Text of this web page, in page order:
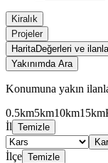
Kiralık
Projeler
HaritaDeğerleri ve
Yakınımda Ara
Konumuna yakın
0.5km5km10km15km
İl Temizle
İlçe Temizle